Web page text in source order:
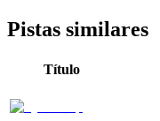
Pistas similares
Título